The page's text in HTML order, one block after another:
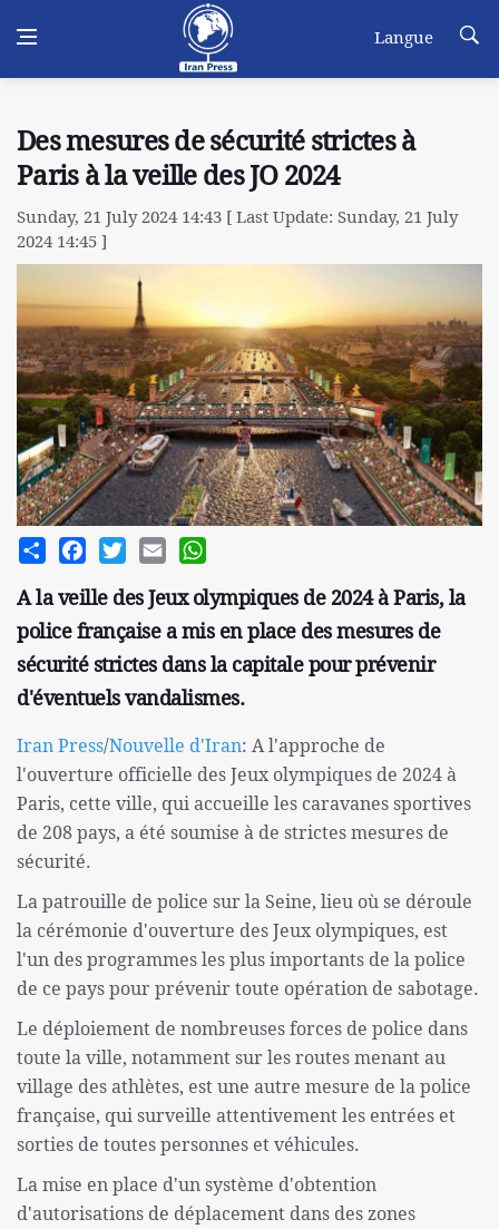
Langue
Des mesures de sécurité strictes à
Paris à la veille des JO 2024
Sunday, 21 July 2024 14:43 [ Last Update: Sunday, 21 July
2024 14:45 ]
Share FacebookTwitterEmail
A la veille des Jeux olympiques de 2024 à Paris, la
police française a mis en place des mesures de
sécurité strictes dans la capitale pour prévenir
d'éventuels vandalismes.
Iran Press/Nouvelle d'Iran: A l'approche de
l'ouverture officielle des Jeux olympiques de 2024 à
Paris, cette ville, qui accueille les caravanes sportives
de 208 pays, a été soumise à de strictes mesures de
sécurité.
La patrouille de police sur la Seine, lieu où se déroule
la cérémonie d'ouverture des Jeux olympiques, est
l'un des programmes les plus importants de la police
de ce pays pour prévenir toute opération de sabotage.
Le déploiement de nombreuses forces de police dans
toute la ville, notamment sur les routes menant au
village des athlètes, est une autre mesure de la police
française, qui surveille attentivement les entrées et
sorties de toutes personnes et véhicules.
La mise en place d'un système d'obtention
d'autorisations de déplacement dans des zones